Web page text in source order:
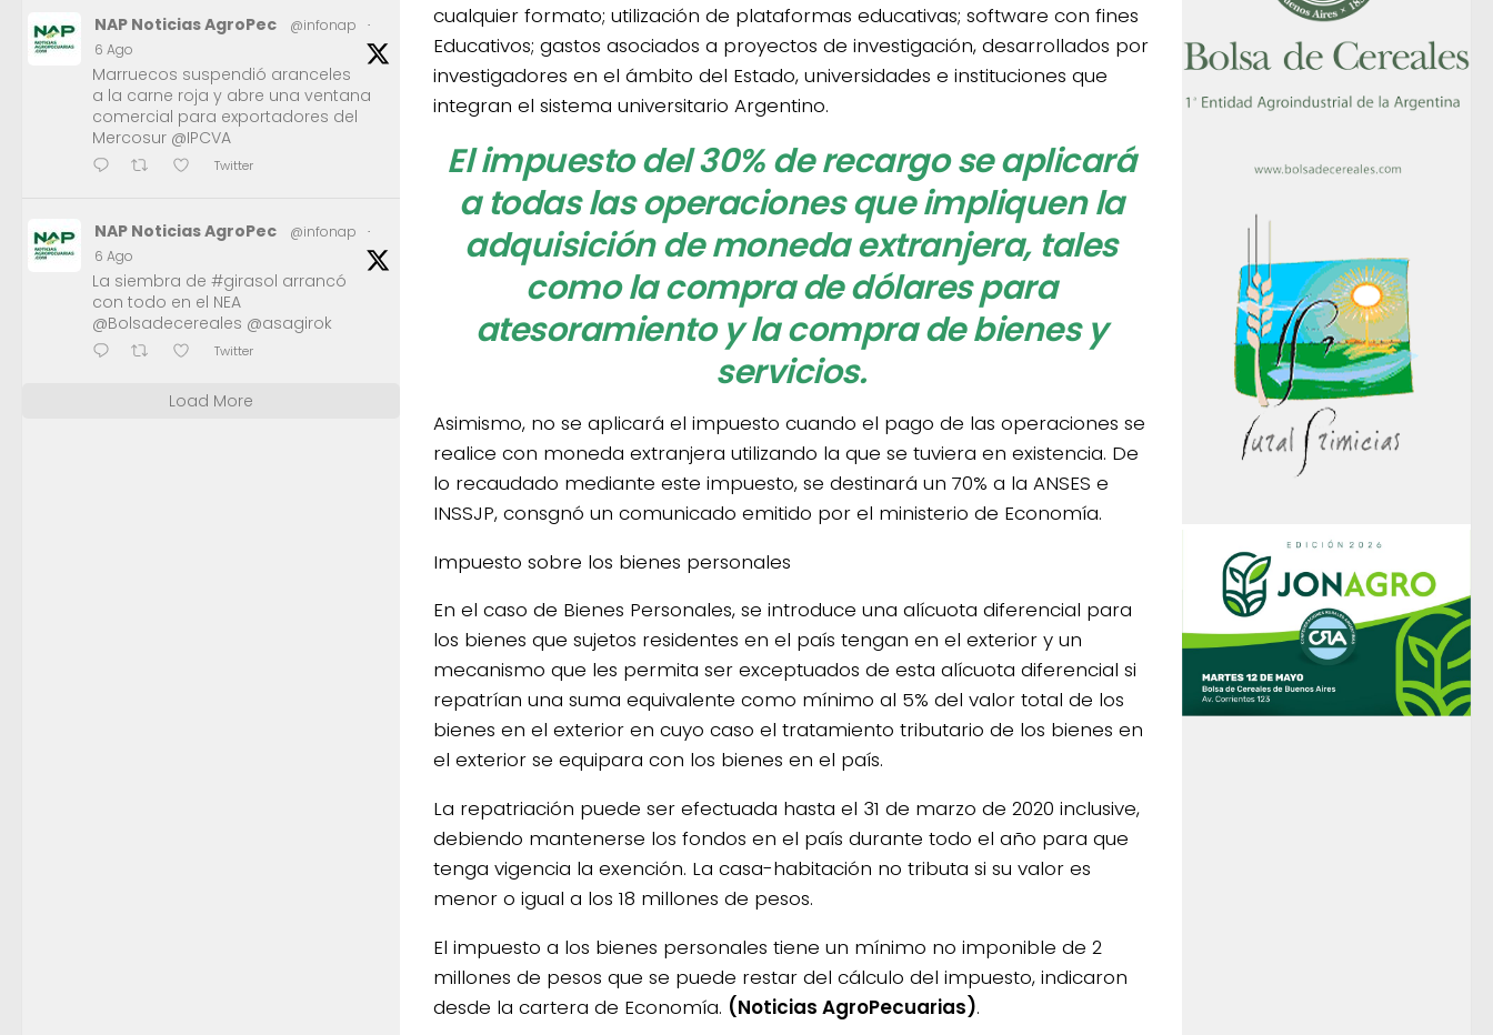
cualquier formato; utilización de plataformas educativas; software con fines
Educativos; gastos asociados a proyectos de investigación, desarrollados por
investigadores en el ámbito del Estado, universidades e instituciones que
integran el sistema universitario Argentino.
El impuesto del 30% de recargo se aplicará
a todas las operaciones que impliquen la
adquisición de moneda extranjera, tales
como la compra de dólares para
atesoramiento y la compra de bienes y
servicios.
Asimismo, no se aplicará el impuesto cuando el pago de las operaciones se
realice con moneda extranjera utilizando la que se tuviera en existencia. De
lo recaudado mediante este impuesto, se destinará un 70% a la ANSES e
INSSJP, consgnó un comunicado emitido por el ministerio de Economía.
Impuesto sobre los bienes personales
En el caso de Bienes Personales, se introduce una alícuota diferencial para
los bienes que sujetos residentes en el país tengan en el exterior y un
mecanismo que les permita ser exceptuados de esta alícuota diferencial si
repatrían una suma equivalente como mínimo al 5% del valor total de los
bienes en el exterior en cuyo caso el tratamiento tributario de los bienes en
el exterior se equipara con los bienes en el país.
La repatriación puede ser efectuada hasta el 31 de marzo de 2020 inclusive,
debiendo mantenerse los fondos en el país durante todo el año para que
tenga vigencia la exención. La casa-habitación no tributa si su valor es
menor o igual a los 18 millones de pesos.
El impuesto a los bienes personales tiene un mínimo no imponible de 2
millones de pesos que se puede restar del cálculo del impuesto, indicaron
desde la cartera de Economía. (Noticias AgroPecuarias).
NAP Noticias AgroPec @infonap
·
6 Ago
Marruecos suspendió aranceles
a la carne roja y abre una ventana
comercial para exportadores del
Mercosur @IPCVA
Twitter
NAP Noticias AgroPec @infonap
·
6 Ago
La siembra de #girasol arrancó
con todo en el NEA
@Bolsadecereales @asagirok
Twitter
Load More